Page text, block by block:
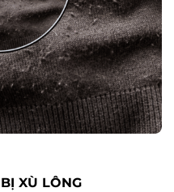
XÙ LÔNG